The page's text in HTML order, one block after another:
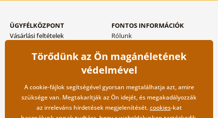
ÜGYFÉLKÖZPONT
Vásárlási feltételek
Szállítási és fizetési módok
FONTOS INFORMÁCIÓK
Rólunk
Blog
Kapcsolat
Nagykereskedelmi
együttműködés
Törődünk az Ön magánéletének
védelmével
A cookie-fájlok segítségével gyorsan megtalálhatja azt, amire
szüksége van. Megtakarítják az Ön idejét, és megakadályozzák
az irreleváns hirdetések megjelenítését.cookies-kat